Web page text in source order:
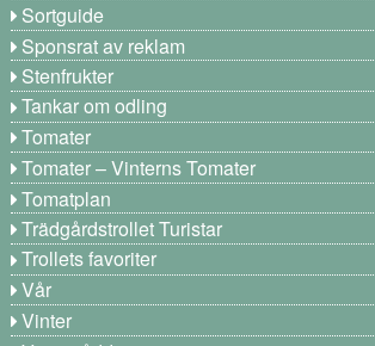
Sortguide
Sponsrat av reklam
Stenfrukter
Tankar om odling
Tomater
Tomater – Vinterns Tomater
Tomatplan
Trädgårdstrollet Turistar
Trollets favoriter
Vår
Vinter